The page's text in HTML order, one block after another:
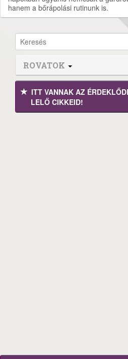
hanem a bőrápolási rutinunk is.
ROVATOK
ITT VANNAK AZ
LELŐ CIKKEID!